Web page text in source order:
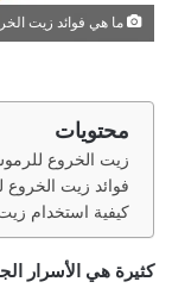
ما هي فوائد زيت
محتويات
زيت الخروع
فوائد زيت
كيفية استخدام
كثيرة هي الأسرار